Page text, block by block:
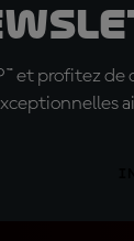
et profitez de